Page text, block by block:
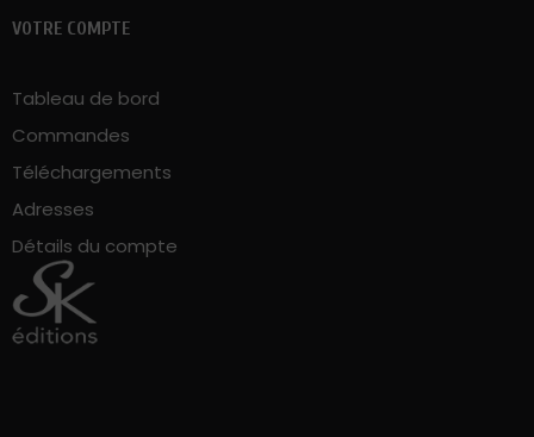
VOTRE COMPTE
Tableau de bord
Commandes
Téléchargements
Adresses
Détails du compte